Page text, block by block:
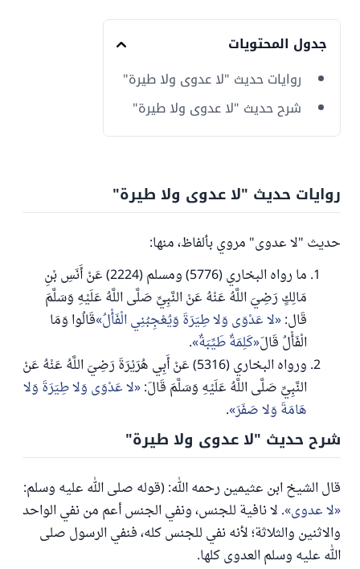
جدول المحتويات
روايات حديث "لا عدوى ولا طيرة"
شرح حديث "لا عدوى ولا طيرة"
روايات حديث "لا عدوى ولا طيرة"
حديث "لا عدوى" مروي بألفاظ، منها:
ما رواه البخاري (5776) ومسلم (2224) عَنْ أَنَسِ بْنِ
مَالِكٍ رَضِيَ اللَّهُ عَنْهُ عَنْ النَّبِيِّ صَلَّى اللَّهُ عَلَيْهِ وَسَلَّمَ
قَال: لا عَدْوَى وَلا طِيَرَةَ وَيُعْجِبُنِي الْفَأْلُ قَالُوا وَمَا
الْفَأْلُ قَالَ كَلِمَةٌ طَيِّبَةٌ .
ورواه البخاري (5316) عَنْ أَبِي هُرَيْرَةَ رَضِيَ اللَّهُ عَنْهُ عَنْ
النَّبِيِّ صَلَّى اللَّهُ عَلَيْهِ وَسَلَّمَ قَالَ: لا عَدْوَى وَلا طِيَرَةَ وَلا
هَامَةَ وَلا صَفَرَ .
شرح حديث "لا عدوى ولا طيرة"
قال الشيخ ابن عثيمين رحمه الله: (قوله صلى الله عليه وسلم:
لا عدوى . لا نافية للجنس، ونفي الجنس أعم من نفي الواحد
والاثنين والثلاثة؛ لأنه نفي للجنس كله، فنفي الرسول صلى
الله عليه وسلم العدوى كلها.